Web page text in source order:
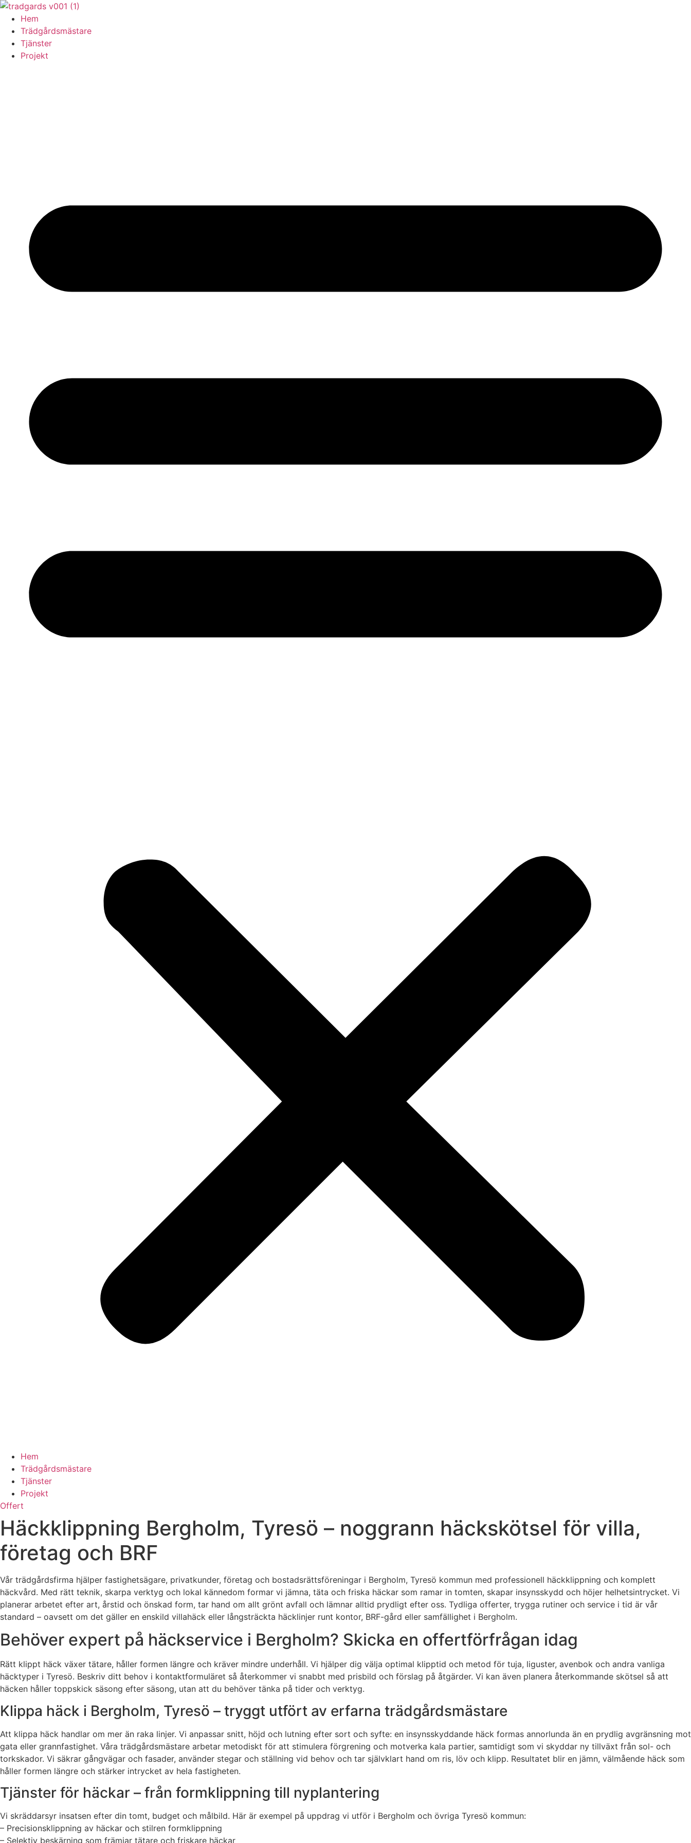
Skip
content
Hem
Trädgårdsmästare
Tjänster
Projekt
Hem
Trädgårdsmästare
Tjänster
Projekt
Offert
Häckklippning Bergholm, Tyresö – noggrann häckskötsel för villa,
företag och BRF
Vår trädgårdsfirma hjälper fastighetsägare, privatkunder, företag och bostadsrättsföreningar i Bergholm, Tyresö kommun med professionell häckklippning och komplett
häckvård. Med rätt teknik, skarpa verktyg och lokal kännedom formar vi jämna, täta och friska häckar som ramar in tomten, skapar insynsskydd och höjer helhetsintrycket. Vi
planerar arbetet efter art, årstid och önskad form, tar hand om allt grönt avfall och lämnar alltid prydligt efter oss. Tydliga offerter, trygga rutiner och service i tid är vår
standard – oavsett om det gäller en enskild villahäck eller långsträckta häcklinjer runt kontor, BRF-gård eller samfällighet i Bergholm.
Behöver expert på häckservice i Bergholm? Skicka en offertförfrågan idag
Rätt klippt häck växer tätare, håller formen längre och kräver mindre underhåll. Vi hjälper dig välja optimal klipptid och metod för tuja, liguster, avenbok och andra vanliga
häcktyper i Tyresö. Beskriv ditt behov i kontaktformuläret så återkommer vi snabbt med prisbild och förslag på åtgärder. Vi kan även planera återkommande skötsel så att
häcken håller toppskick säsong efter säsong, utan att du behöver tänka på tider och verktyg.
Klippa häck i Bergholm, Tyresö – tryggt utfört av erfarna trädgårdsmästare
Att klippa häck handlar om mer än raka linjer. Vi anpassar snitt, höjd och lutning efter sort och syfte: en insynsskyddande häck formas annorlunda än en prydlig avgränsning mot
gata eller grannfastighet. Våra trädgårdsmästare arbetar metodiskt för att stimulera förgrening och motverka kala partier, samtidigt som vi skyddar ny tillväxt från sol- och
torkskador. Vi säkrar gångvägar och fasader, använder stegar och ställning vid behov och tar självklart hand om ris, löv och klipp. Resultatet blir en jämn, välmående häck som
håller formen längre och stärker intrycket av hela fastigheten.
Tjänster för häckar – från formklippning till nyplantering
Vi skräddarsyr insatsen efter din tomt, budget och målbild. Här är exempel på uppdrag vi utför i Bergholm och övriga Tyresö kommun:
– Precisionsklippning av häckar och stilren formklippning
– Selektiv beskärning som främjar tätare och friskare häckar